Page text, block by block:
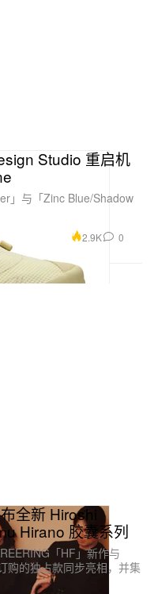
Studio 重启机
」与「Zinc Blue/Shadow
2.9K 0
全新 Hiroshi
Hirano 胶囊系列
「HF」新作与
购的独占款同步亮相，并集